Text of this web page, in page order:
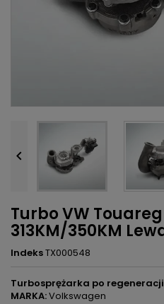

Turbo VW Touareg
313KM/350KM
IndeksTX000548
Turbosprężarka po regeneracji
MARKA:Volkswagen